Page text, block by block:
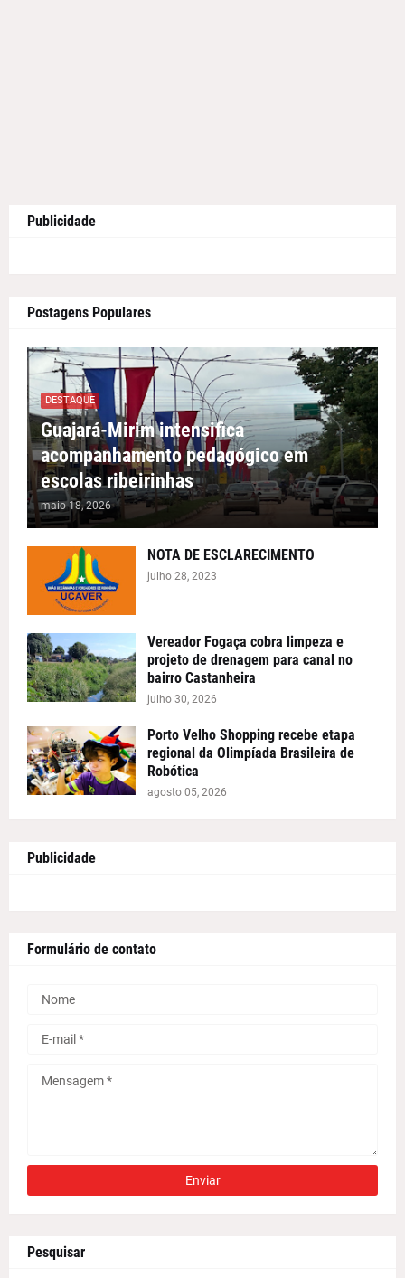
Publicidade
Postagens Populares
DESTAQUE
Guajará-Mirim intensifica
acompanhamento pedagógico em
escolas ribeirinhas
maio 18, 2026
NOTA DE ESCLARECIMENTO
julho 28, 2023
Vereador Fogaça cobra limpeza e
projeto de drenagem para canal no
bairro Castanheira
julho 30, 2026
Porto Velho Shopping recebe etapa
regional da Olimpíada Brasileira de
Robótica
agosto 05, 2026
Publicidade
Formulário de contato
Pesquisar